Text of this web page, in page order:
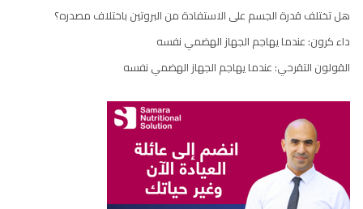
هل تختلف قدرة الجسم على الاستفادة من البروتين باختلاف مصدره؟
داء كرون: عندما يهاجم الجهاز الهضمي نفسه
القولون التقرحي: عندما يهاجم الجهاز الهضمي نفسه